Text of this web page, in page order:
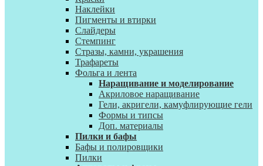
Наклейки
Пигменты и втирки
Слайдеры
Стемпинг
Стразы, камни, украшения
Трафареты
Фольга и лента
Наращивание и моделирование
Акриловое наращивание
Гели, акригели, камуфлирующие гели
Формы и типсы
Доп. материалы
Пилки и бафы
Бафы и полировщики
Пилки